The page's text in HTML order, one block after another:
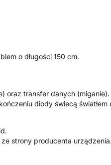
o długości 150 cm.
oraz transfer danych (miganie).
diody świecą światłem
strony producenta urządzenia.